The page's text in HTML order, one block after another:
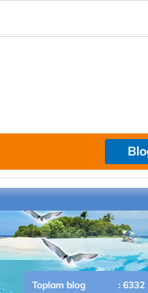
Toplam blog
: 6332